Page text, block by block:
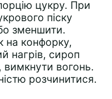
цукру. При
піску
зменшити.
на конфорку,
нагрів, сироп
вимкнути вогонь.
розчинитися.